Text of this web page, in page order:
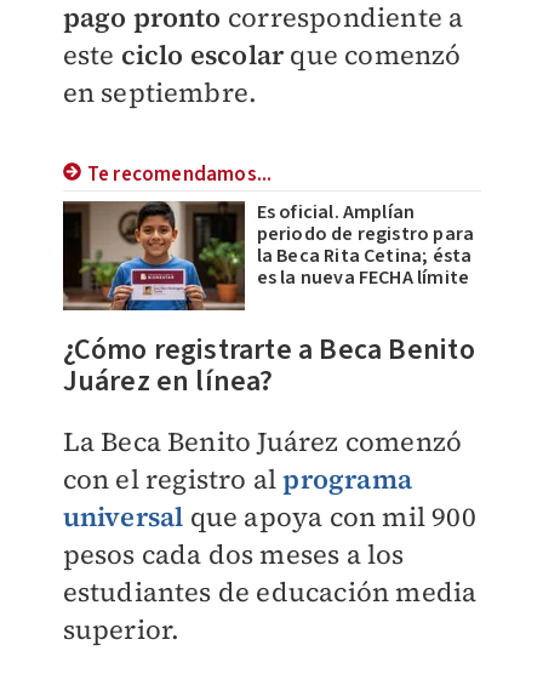
pago pronto correspondiente a
este ciclo escolarque comenzó
en septiembre.
Te recomendamos...
Es oficial. Amplían
periodo de registro para
la Beca Rita Cetina; ésta
es la nueva FECHA límite
¿Cómo registrarte a Beca Benito
Juárez en línea?
La Beca Benito Juárez comenzó
con el registro alprograma
universal que apoya con mil 900
pesos cada dos meses a los
estudiantes de educación media
superior.